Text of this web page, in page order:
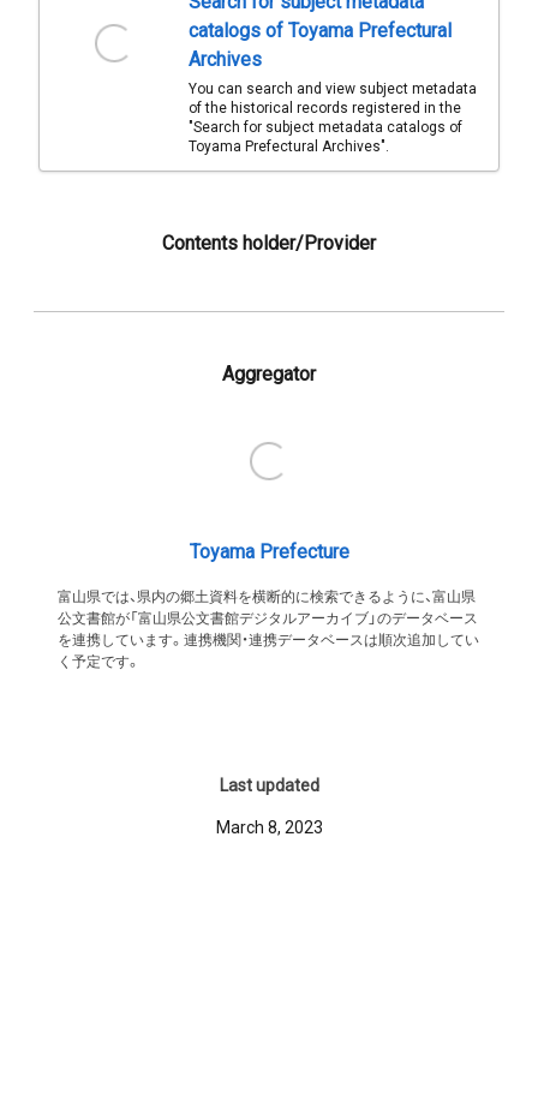
catalogs of Toyama Prefectural
Archives
You can search and view subject metadata
of the historical records registered in the
"Search for subject metadata catalogs of
Toyama Prefectural Archives".
Contents holder/Provider
Aggregator
Toyama Prefecture
富山県では、県内の郷土資料を横断的に検索できるように、富山県
公文書館が「富山県公文書館デジタルアーカイブ」のデータベース
を連携しています。連携機関・連携データベースは順次追加してい
く予定です。
Last updated
March 8, 2023